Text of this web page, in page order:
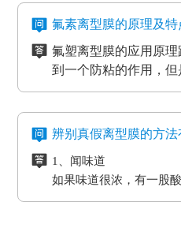
应等。
一般品牌大、评价高的
而且生产规模也比较
性、技术性和规模性。
五、看产品价格
不同品牌、不同厂家
会有些差异，而且国
格上也会有很大的差异
六、注意离型膜的使用
企业选购离型膜的主要
生产需要，所以一定
进行选择，要确保能
摩擦和损耗，所以经常
机器，减小损耗。
物流装卸货的过程中会
能导致物品损坏。而目
具有弹性好、质地紧密
点，用在物流装卸平台
用。
三、应用于热压机强化
想让地板、木门和家具
强化。而在这个过程中
在模板和热压板之间，
度和工作压力的作用。
的效果。另外硅胶缓冲
板误差保证热压机的正
氟素离型膜的原理及特
氟塑离型膜的应用原
到一个防粘的作用，
样，氟在氟塑离型膜
在耐高温胶带的基材分
硅胶的胶水跟硅油离型
间长了会产生各方面
氟塑离型膜主要应用
等；模切加工成其它任
氟素离型膜的特点：
耐湿性，防潮、防油，
二、良好的耐高温性
三、氟塑离型膜可以
辨别真假离型膜的方法
1、闻味道
如果味道很浓，有一股
保持力非常差。